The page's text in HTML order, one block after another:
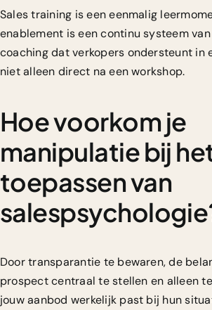
Sales training is een eenmalig
enablement is een continu systeem
coaching dat verkopers ondersteunt in
niet alleen direct na een workshop.
Hoe voorkom je
manipulatie bij
toepassen van
Door transparantie te bewaren, de
prospect centraal te stellen en alleen
jouw aanbod werkelijk past bij hun